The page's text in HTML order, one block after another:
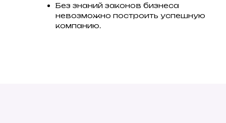
Без знаний законов бизнеса
невозможно построить успешную
компанию.